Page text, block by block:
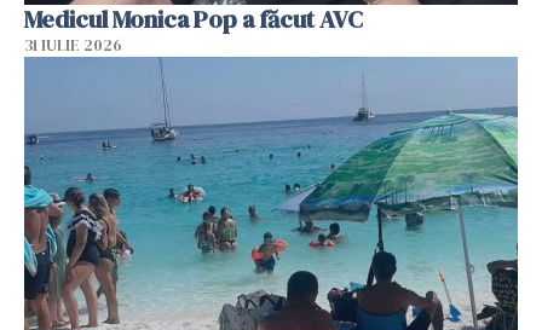
Medicul Monica Pop a făcut AVC
31 IULIE 2026